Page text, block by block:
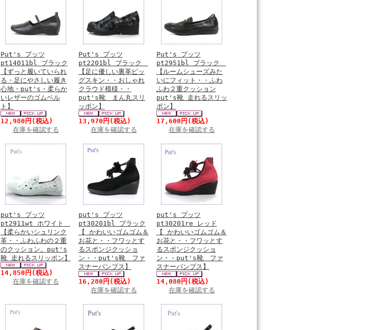
Put's プッツ
pt14011bl ブラック
【ずっと履いていられ
る・足にやさしい履き
心地・put's・柔らか
いレザーのゴムベル
ト】
12,980円 (税込)
在庫を確認する
Put's プッツ
pt2201bl ブラック
【足に優しい裏革ピッ
グスキン・・おしゃれ
クラウド模様・・
put's靴 まん丸スリ
ッポン】
13,970円 (税込)
在庫を確認する
Put's プッツ
pt2951bl ブラック
【ルームシューズみた
いにフィット・・ふわ
ふわ２重クッション
put's靴 走れるスリッ
ポン】
17,600円 (税込)
在庫を確認する
put's プッツ
pt2911wt ホワイト
【柔らかいシュリンク
革・・ふわふわの２重
のクッション。put's
靴 走れるスリッポン】
14,850円 (税込)
在庫を確認する
put's プッツ
pt30201bl ブラック
【 かわいいゴムゴム＆
お花と・・フワッとす
るスポンジクッショ
ン・・put's靴 ファ
スナーパンプス】
16,280円 (税込)
在庫を確認する
put's プッツ
pt30201re レッド
【 かわいいゴムゴム＆
お花と・・フワッとす
るスポンジクッショ
ン・・put's靴 ファ
スナーパンプス】
14,080円 (税込)
在庫を確認する